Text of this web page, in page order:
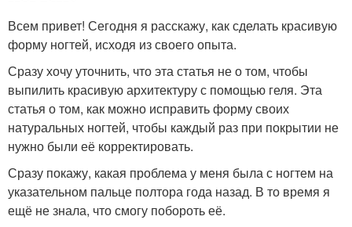
Всем привет! Сегодня я расскажу, как сделать красивую
форму ногтей, исходя из своего опыта.
Сразу хочу уточнить, что эта статья не о том, чтобы
выпилить красивую архитектуру с помощью геля. Эта
статья о том, как можно исправить форму своих
натуральных ногтей, чтобы каждый раз при покрытии не
нужно были её корректировать.
Сразу покажу, какая проблема у меня была с ногтем на
указательном пальце полтора года назад. В то время я
ещё не знала, что смогу побороть её.